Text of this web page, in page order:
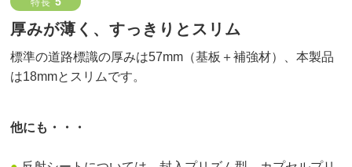
特長
厚みが薄く、すっきりとスリム
標準の道路標識の厚みは57mm（基板＋補強材）、本製品
は18mmとスリムです。
他にも・・・